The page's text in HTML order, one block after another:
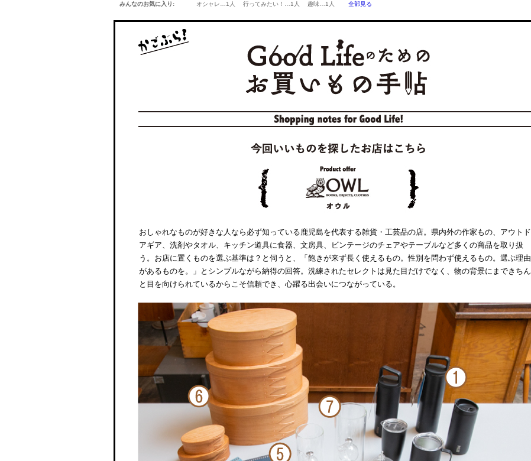
みんなのお気に入り: オシャレ… 1人 行ってみたい！… 1人 趣味… 1人 全部見る
おしゃれなものが好きな人なら必ず知っている鹿児島を代表する雑貨・工芸品の店。県内外の作家もの、アウトド
アギア、洗剤やタオル、キッチン道具に食器、文房具、ビンテージのチェアやテーブルなど多くの商品を取り扱
う。お店に置くものを選ぶ基準は？と伺うと、「飽きが来ず長く使えるもの。性別を問わず使えるもの。選ぶ理由
があるものを。」とシンプルながら納得の回答。洗練されたセレクトは見た目だけでなく、物の背景にまできちん
と目を向けられているからこそ信頼でき、心躍る出会いにつながっている。